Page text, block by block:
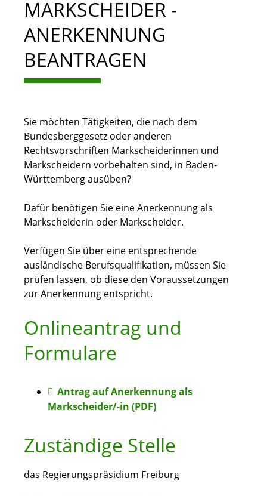
MARKSCHEIDER -
ANERKENNUNG
BEANTRAGEN
Sie möchten Tätigkeiten, die nach dem
Bundesberggesetz oder anderen
Rechtsvorschriften Markscheiderinnen und
Markscheidern vorbehalten sind, in Baden-
Württemberg ausüben?
Dafür benötigen Sie eine Anerkennung als
Markscheiderin oder Markscheider.
Verfügen Sie über eine entsprechende
ausländische Berufsqualifikation, müssen Sie
prüfen lassen, ob diese den Voraussetzungen
zur Anerkennung entspricht.
Onlineantrag und
Formulare
Antrag auf Anerkennung als
Markscheider/-in (PDF)
Zuständige Stelle
das Regierungspräsidium Freiburg